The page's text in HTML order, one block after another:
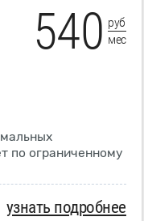
540 руб
мес
по ограниченному
узнать подробнее